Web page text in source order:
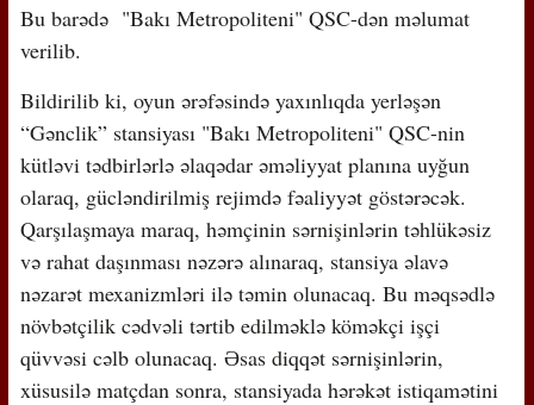
Bu barədə "Bakı Metropoliteni" QSC-dən məlumat
verilib.
Bildirilib ki, oyun ərəfəsində yaxınlıqda yerləşən
“Gənclik” stansiyası "Bakı Metropoliteni" QSC-nin
kütləvi tədbirlərlə əlaqədar əməliyyat planına uyğun
olaraq, gücləndirilmiş rejimdə fəaliyyət göstərəcək.
Qarşılaşmaya maraq, həmçinin sərnişinlərin təhlükəsiz
və rahat daşınması nəzərə alınaraq, stansiya əlavə
nəzarət mexanizmləri ilə təmin olunacaq. Bu məqsədlə
növbətçilik cədvəli tərtib edilməklə köməkçi işçi
qüvvəsi cəlb olunacaq. Əsas diqqət sərnişinlərin,
xüsusilə matçdan sonra, stansiyada hərəkət istiqamətini